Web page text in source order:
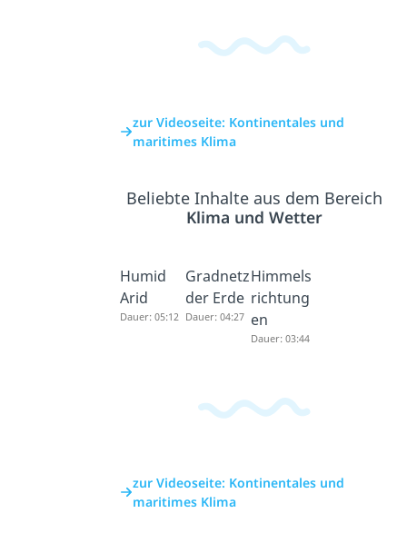
zur Videoseite: Kontinentales und
maritimes Klima
Beliebte Inhalte aus dem Bereich
Klima und Wetter
Humid
Arid
Dauer: 05:12
Gradnetz
der Erde
Dauer: 04:27
Himmels
richtung
en
Dauer: 03:44
zur Videoseite: Kontinentales und
maritimes Klima